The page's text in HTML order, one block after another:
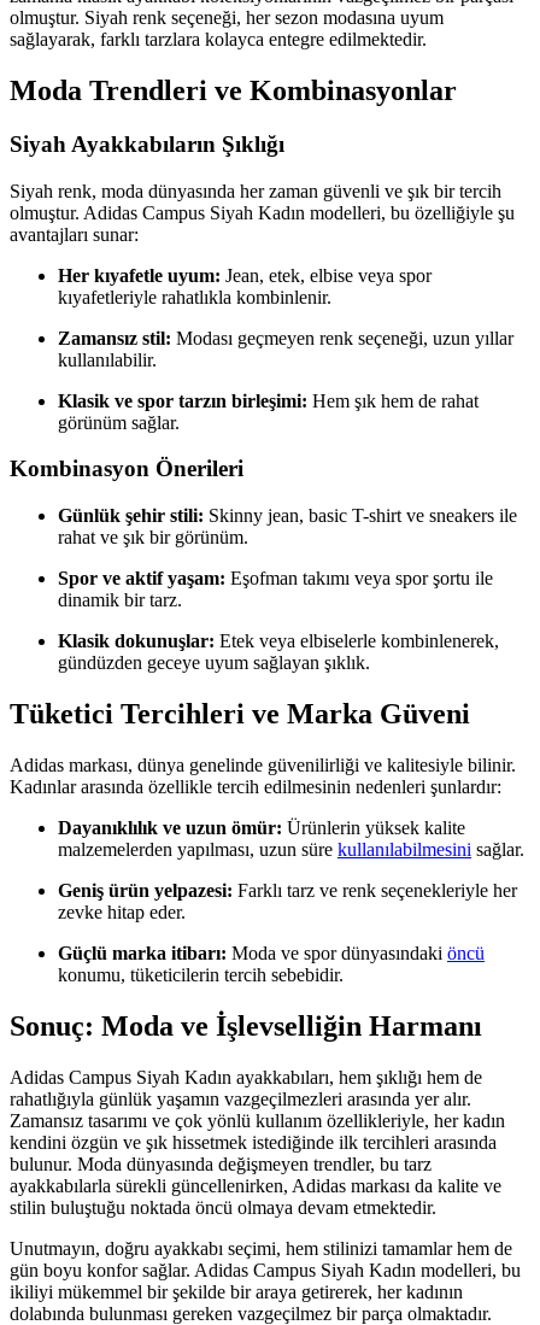
olmuştur. Siyah renk seçeneği, her sezon modasına uyum
sağlayarak, farklı tarzlara kolayca entegre edilmektedir.
Moda Trendleri ve Kombinasyonlar
Siyah Ayakkabıların Şıklığı
Siyah renk, moda dünyasında her zaman güvenli ve şık bir tercih
olmuştur. Adidas Campus Siyah Kadın modelleri, bu özelliğiyle şu
avantajları sunar:
Her kıyafetle uyum: Jean, etek, elbise veya spor
kıyafetleriyle rahatlıkla kombinlenir.
Zamansız stil: Modası geçmeyen renk seçeneği, uzun yıllar
kullanılabilir.
Klasik ve spor tarzın birleşimi: Hem şık hem de rahat
görünüm sağlar.
Kombinasyon Önerileri
Günlük şehir stili: Skinny jean, basic T-shirt ve sneakers ile
rahat ve şık bir görünüm.
Spor ve aktif yaşam: Eşofman takımı veya spor şortu ile
dinamik bir tarz.
Klasik dokunuşlar: Etek veya elbiselerle kombinlenerek,
gündüzden geceye uyum sağlayan şıklık.
Tüketici Tercihleri ve Marka Güveni
Adidas markası, dünya genelinde güvenilirliği ve kalitesiyle bilinir.
Kadınlar arasında özellikle tercih edilmesinin nedenleri şunlardır:
Dayanıklılık ve uzun ömür: Ürünlerin yüksek kalite
malzemelerden yapılması, uzun süre kullanılabilmesini sağlar.
Geniş ürün yelpazesi: Farklı tarz ve renk seçenekleriyle her
zevke hitap eder.
Güçlü marka itibarı: Moda ve spor dünyasındaki öncü
konumu, tüketicilerin tercih sebebidir.
Sonuç: Moda ve İşlevselliğin Harmanı
Adidas Campus Siyah Kadın ayakkabıları, hem şıklığı hem de
rahatlığıyla günlük yaşamın vazgeçilmezleri arasında yer alır.
Zamansız tasarımı ve çok yönlü kullanım özellikleriyle, her kadın
kendini özgün ve şık hissetmek istediğinde ilk tercihleri arasında
bulunur. Moda dünyasında değişmeyen trendler, bu tarz
ayakkabılarla sürekli güncellenirken, Adidas markası da kalite ve
stilin buluştuğu noktada öncü olmaya devam etmektedir.
Unutmayın, doğru ayakkabı seçimi, hem stilinizi tamamlar hem de
gün boyu konfor sağlar. Adidas Campus Siyah Kadın modelleri, bu
ikiliyi mükemmel bir şekilde bir araya getirerek, her kadının
dolabında bulunması gereken vazgeçilmez bir parça olmaktadır.